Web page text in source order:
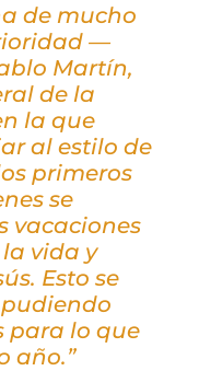
de mucho
—
Martín,
de la
la que
al estilo de
primeros
se
vacaciones
vida y
Esto se
para lo que
año.”